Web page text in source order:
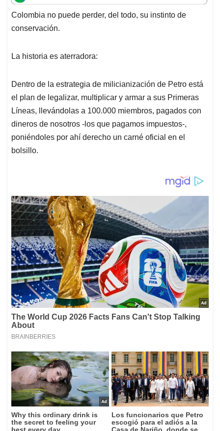
t
s
A
p
e
b
o
k
k
e
n
i
l
e
a
Colombia no puede perder, del todo, su instinto de
conservación.
La historia es aterradora:
Dentro de la estrategia de milicianización de Petro está
el plan de legalizar, multiplicar y armar a sus Primeras
Líneas, llevándolas a 100.000 miembros, pagados con
dineros de nosotros -los que pagamos impuestos-,
poniéndoles por ahí derecho un carné oficial en el
bolsillo.